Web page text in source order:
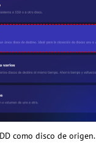
como disco de origen.